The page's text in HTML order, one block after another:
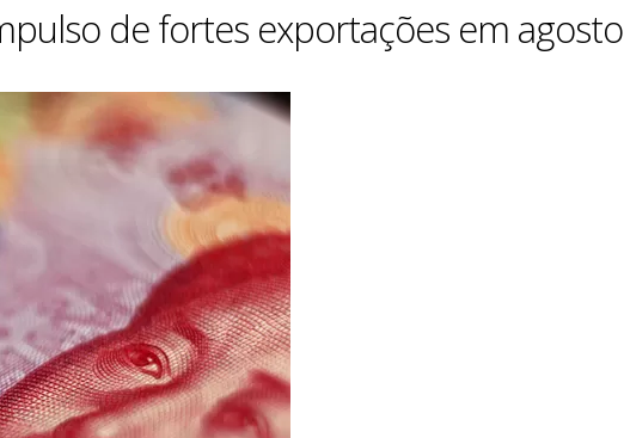
de fortes exportações em agosto